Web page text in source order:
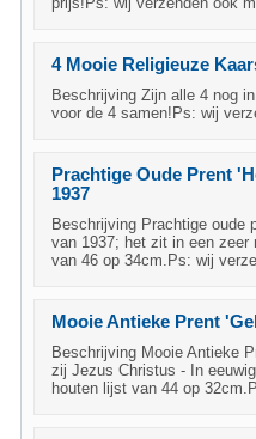
4 Mooie Religieuze
Beschrijving Zijn alle 4 nog
voor de 4 samen!Ps: wij
Prachtige Oude Prent
1937
Beschrijving Prachtige oude
van 1937; het zit in een
van 46 op 34cm.Ps: wij
Mooie Antieke Prent
Beschrijving Mooie Antieke
zij Jezus Christus - In
houten lijst van 44 op